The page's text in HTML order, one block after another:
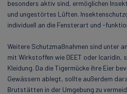
besonders aktiv sind, ermöglichen
und ungestörtes Lüften.
individuell an die Fensterart und -
Weitere Schutzmaßnahmen sind unter
mit Wirkstoffen wie DEET oder Icaridin,
Kleidung. Da die Tigermücke ihre Eier
Gewässern ablegt, sollte außerdem
Brutstätten in der Umgebung zu